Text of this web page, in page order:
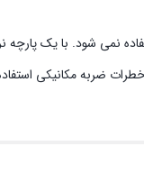
نمی شود. با یک پارچه
خطرات ضربه مکانیکی